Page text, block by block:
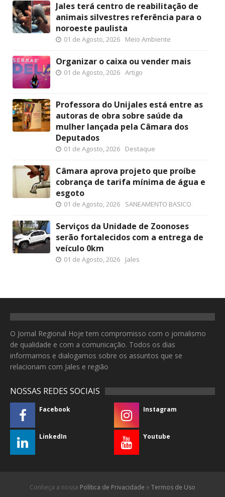
Jales terá centro de reabilitação de
animais silvestres referência para o
noroeste paulista
01 de Agosto, 2026 Meio Ambiente
Organizar o caixa ou vender mais
01 de Agosto, 2026 Artigo
Professora do Unijales está entre as
autoras de obra sobre saúde da
mulher lançada pela Câmara dos
Deputados
01 de Agosto, 2026 Destaque
Câmara aprova projeto que proíbe
cobrança de tarifa mínima de água e
esgoto
01 de Agosto, 2026 SANEAMENTO BASICO
Serviços da Unidade de Zoonoses
serão fortalecidos com a entrega de
veículo 0km
01 de Agosto, 2026 Jales
O Jornal Regional Hoje tem compromisso com o jornalismo
de qualidade e com a comunicação. Todos os dias
informamos e dialogamos sobre os assuntos que se
relacionam com Jales e região
NOSSAS REDES SOCIAIS
Facebook Instagram
LinkedIn Youtube
Conheça a nossa Política de Privacidade e Termos de Uso